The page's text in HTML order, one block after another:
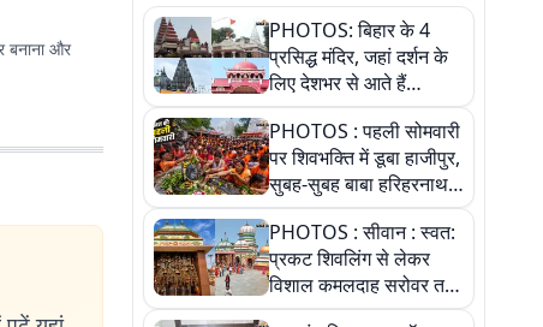
बनाना और
PHOTOS: बिहार के 4
प्रसिद्ध मंदिर, जहां दर्शन के
लिए देशभर से आते हैं
श्रद्धालु, जानिए इनकी
खासियत
PHOTOS : पहली सोमवारी
पर शिवभक्ति में डूबा हाजीपुर,
सुबह-सुबह बाबा हरिहरनाथ
मंदिर पहुंचे तेजस्वी, 10
तस्वीरों में देखें नजारा
PHOTOS : सीवान : स्वत:
प्रकट शिवलिंग से लेकर
विशाल कमलदाह सरोवर तक,
10 तस्वीरों में देखें ऐतिहासिक